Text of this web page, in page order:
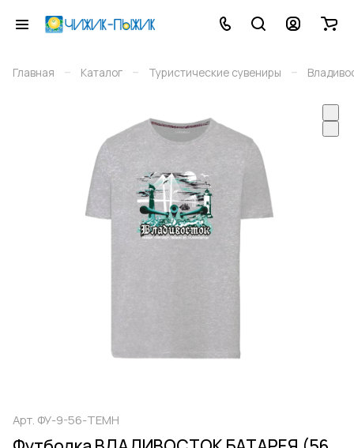
Главная – Каталог – Туристические сувениры –
Арт. ФУ-9-56-ТЕМН